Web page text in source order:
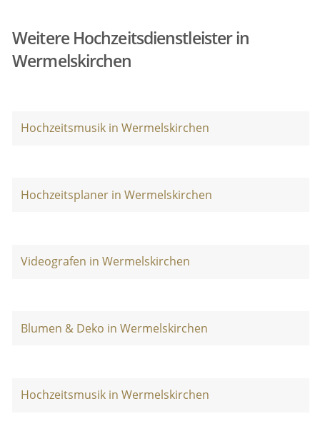
Weitere Hochzeitsdienstleister in
Wermelskirchen
Hochzeitsmusik in Wermelskirchen
Hochzeitsplaner in Wermelskirchen
Videografen in Wermelskirchen
Blumen & Deko in Wermelskirchen
Hochzeitsmusik in Wermelskirchen